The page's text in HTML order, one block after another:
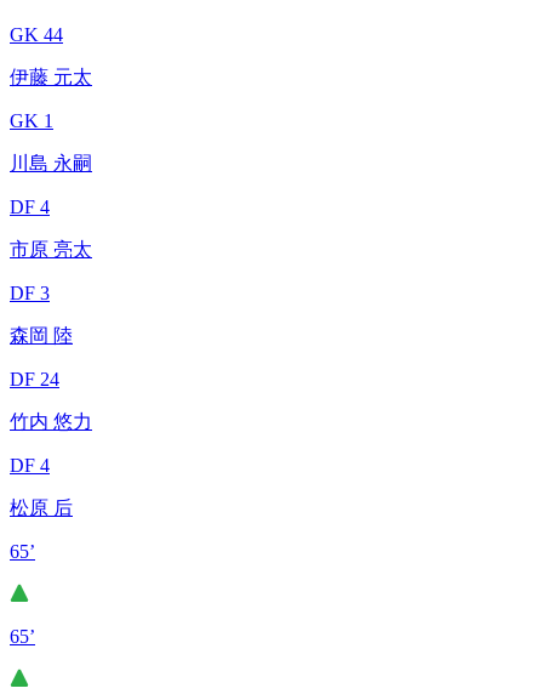
GK 44
伊藤 元太
GK 1
川島 永嗣
DF 4
市原 亮太
DF 3
森岡 陸
DF 24
竹内 悠力
DF 4
松原 后
65’
65’